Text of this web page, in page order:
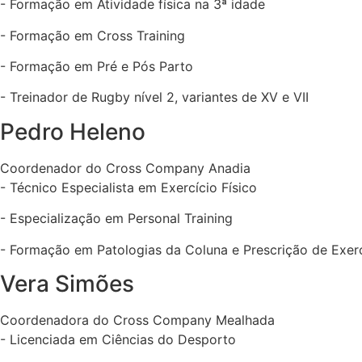
- Formação em Atividade física na 3ª idade
- Formação em Cross Training
- Formação em Pré e Pós Parto
- Treinador de Rugby nível 2, variantes de XV e VII
Pedro Heleno
Coordenador do Cross Company Anadia
- Técnico Especialista em Exercício Físico
- Especialização em Personal Training
- Formação em Patologias da Coluna e Prescrição de
Vera Simões
Coordenadora do Cross Company Mealhada
- Licenciada em Ciências do Desporto